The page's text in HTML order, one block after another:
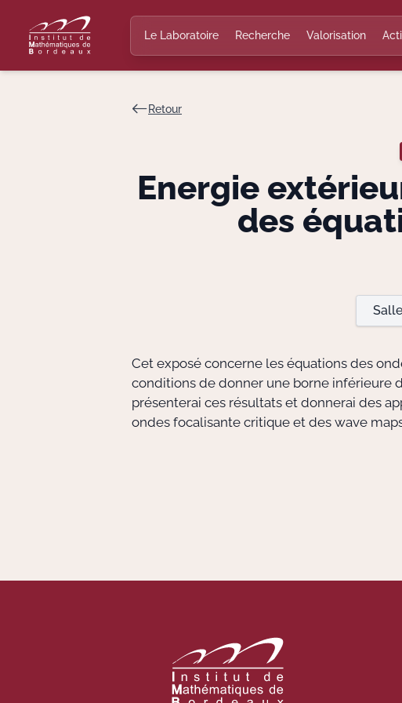
Le Laboratoire Recherche Valorisation
Retour
Energie
des
Cet exposé concerne les équations des
conditions de donner une borne inférieure
présenterai ces résultats et donnerai des
ondes focalisante critique et des wave